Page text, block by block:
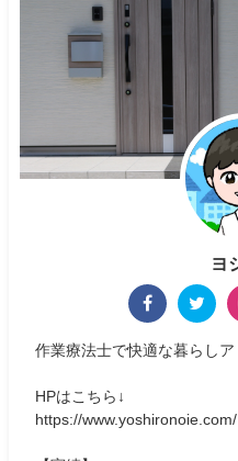
ヨ
作業療法士で快適な暮らし
HPはこちら↓
https://www.yoshironoie.com/